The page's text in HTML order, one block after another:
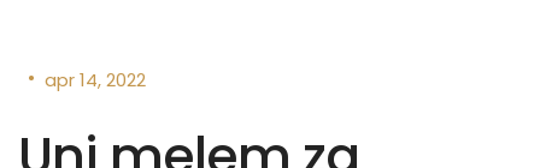
• apr 14, 2022